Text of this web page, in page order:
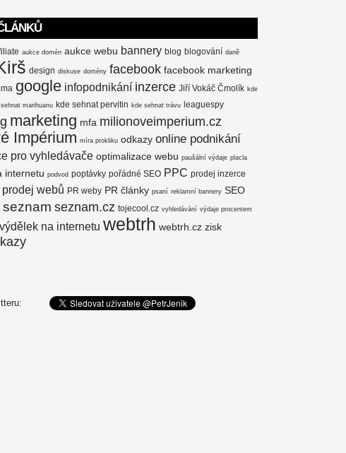
aukce domén aukce webu bannery blog blogování daně
design diskuse domény facebook facebook marketing
google infopodnikání inzerce Jiří Vokáč Čmolík kde
marihuanu kde sehnat pervitin kde sehnat trávu leaguespy
marketing mfa milionoveimperium.cz
Impérium míra prokliku odkazy online podnikání
pro vyhledávače optimalizace webu paušální výdaje placla
internetu podvod poptávky pořádné SEO PPC prodej inzerce
prodej webů PR weby PR články psaní reklamní bannery SEO
seznam seznam.cz tojecool.cz vyhledávání výdaje procentem
výdělek na internetu webtrh webtrh.cz zisk